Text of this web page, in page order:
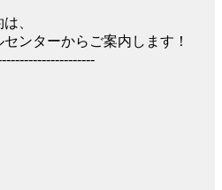
、
ンターからご案内します！